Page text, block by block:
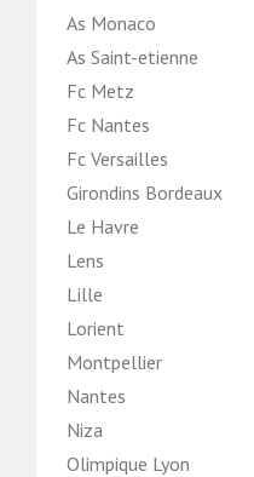
As Monaco
As Saint-etienne
Fc Metz
Fc Nantes
Fc Versailles
Girondins Bordeaux
Le Havre
Lens
Lille
Lorient
Montpellier
Nantes
Niza
Olimpique Lyon